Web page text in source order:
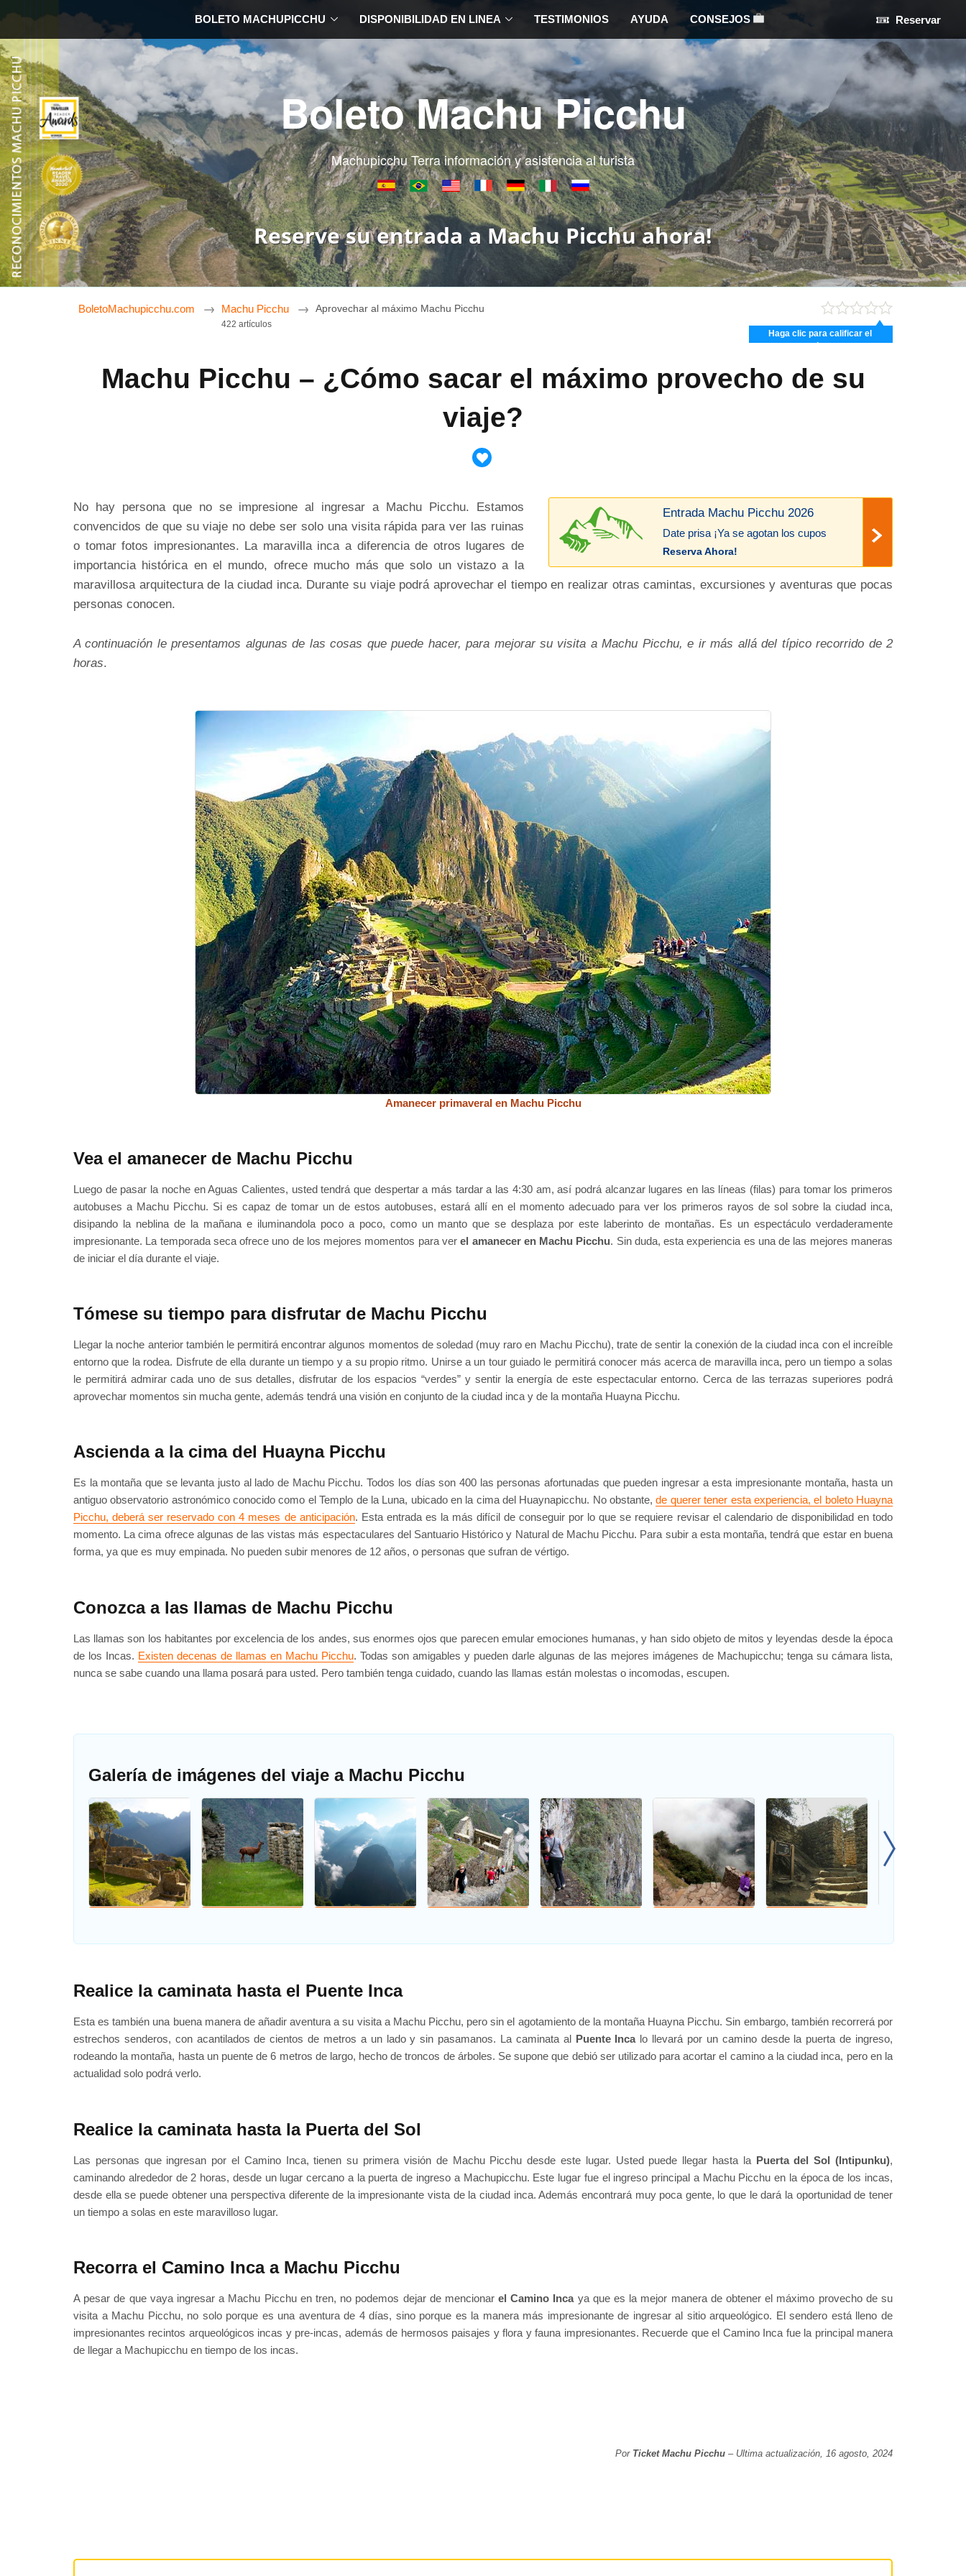
BOLETO MACHUPICCHU DISPONIBILIDAD EN LINEA TESTIMONIOS AYUDA CONSEJOS Reservar
Boleto Machu Picchu
Machupicchu Terra información y asistencia al turista
Reserve su entrada a Machu Picchu ahora!
BoletoMachupicchu.com Machu Picchu
422 artículos
Aprovechar al máximo Machu Picchu
Haga clic para calificar el
Machu Picchu – ¿Cómo sacar el máximo provecho de su
viaje?
Entrada Machu Picchu 2026
Date prisa ¡Ya se agotan los cupos
Reserva Ahora!
No hay persona que no se impresione al ingresar a Machu Picchu. Estamos
convencidos de que su viaje no debe ser solo una visita rápida para ver las ruinas
o tomar fotos impresionantes. La maravilla inca a diferencia de otros lugares de
importancia histórica en el mundo, ofrece mucho más que solo un vistazo a la
maravillosa arquitectura de la ciudad inca. Durante su viaje podrá aprovechar el tiempo en realizar otras camintas, excursiones y aventuras que pocas
personas conocen.
A continuación le presentamos algunas de las cosas que puede hacer, para mejorar su visita a Machu Picchu, e ir más allá del típico recorrido de 2
horas.
Amanecer primaveral en Machu Picchu
Vea el amanecer de Machu Picchu
Luego de pasar la noche en Aguas Calientes, usted tendrá que despertar a más tardar a las 4:30 am, así podrá alcanzar lugares en las líneas (filas) para tomar los primeros
autobuses a Machu Picchu. Si es capaz de tomar un de estos autobuses, estará allí en el momento adecuado para ver los primeros rayos de sol sobre la ciudad inca,
disipando la neblina de la mañana e iluminandola poco a poco, como un manto que se desplaza por este laberinto de montañas. Es un espectáculo verdaderamente
impresionante. La temporada seca ofrece uno de los mejores momentos para verel amanecer en Machu Picchu. Sin duda, esta experiencia es una de las mejores maneras
de iniciar el día durante el viaje.
Tómese su tiempo para disfrutar de Machu Picchu
Llegar la noche anterior también le permitirá encontrar algunos momentos de soledad (muy raro en Machu Picchu), trate de sentir la conexión de la ciudad inca con el increíble
entorno que la rodea. Disfrute de ella durante un tiempo y a su propio ritmo. Unirse a un tour guiado le permitirá conocer más acerca de maravilla inca, pero un tiempo a solas
le permitirá admirar cada uno de sus detalles, disfrutar de los espacios “verdes” y sentir la energía de este espectacular entorno. Cerca de las terrazas superiores podrá
aprovechar momentos sin mucha gente, además tendrá una visión en conjunto de la ciudad inca y de la montaña Huayna Picchu.
Ascienda a la cima del Huayna Picchu
Es la montaña que se levanta justo al lado de Machu Picchu. Todos los días son 400 las personas afortunadas que pueden ingresar a esta impresionante montaña, hasta un
antiguo observatorio astronómico conocido como el Templo de la Luna, ubicado en la cima del Huaynapicchu. No obstante,de querer tener esta experiencia, el boleto Huayna
Picchu, deberá ser reservado con 4 meses de anticipación. Esta entrada es la más difícil de conseguir por lo que se requiere revisar el calendario de disponibilidad en todo
momento. La cima ofrece algunas de las vistas más espectaculares del Santuario Histórico y Natural de Machu Picchu. Para subir a esta montaña, tendrá que estar en buena
forma, ya que es muy empinada. No pueden subir menores de 12 años, o personas que sufran de vértigo.
Conozca a las llamas de Machu Picchu
Las llamas son los habitantes por excelencia de los andes, sus enormes ojos que parecen emular emociones humanas, y han sido objeto de mitos y leyendas desde la época
de los Incas. Existen decenas de llamas en Machu Picchu. Todas son amigables y pueden darle algunas de las mejores imágenes de Machupicchu; tenga su cámara lista,
nunca se sabe cuando una llama posará para usted. Pero también tenga cuidado, cuando las llamas están molestas o incomodas, escupen.
Galería de imágenes del viaje a Machu Picchu
Realice la caminata hasta el Puente Inca
Esta es también una buena manera de añadir aventura a su visita a Machu Picchu, pero sin el agotamiento de la montaña Huayna Picchu. Sin embargo, también recorrerá por
estrechos senderos, con acantilados de cientos de metros a un lado y sin pasamanos. La caminata al
Puente Incalo llevará por un camino desde la puerta de ingreso,
rodeando la montaña, hasta un puente de 6 metros de largo, hecho de troncos de árboles. Se supone que debió ser utilizado para acortar el camino a la ciudad inca, pero en la
actualidad solo podrá verlo.
Realice la caminata hasta la Puerta del Sol
Las personas que ingresan por el Camino Inca, tienen su primera visión de Machu Picchu desde este lugar. Usted puede llegar hasta la Puerta del Sol (Intipunku),
caminando alrededor de 2 horas, desde un lugar cercano a la puerta de ingreso a Machupicchu. Este lugar fue el ingreso principal a Machu Picchu en la época de los incas,
desde ella se puede obtener una perspectiva diferente de la impresionante vista de la ciudad inca. Además encontrará muy poca gente, lo que le dará la oportunidad de tener
un tiempo a solas en este maravilloso lugar.
Recorra el Camino Inca a Machu Picchu
A pesar de que vaya ingresar a Machu Picchu en tren, no podemos dejar de mencionarel Camino Incaya que es la mejor manera de obtener el máximo provecho de su
visita a Machu Picchu, no solo porque es una aventura de 4 días, sino porque es la manera más impresionante de ingresar al sitio arqueológico. El sendero está lleno de
impresionantes recintos arqueológicos incas y pre-incas, además de hermosos paisajes y flora y fauna impresionantes. Recuerde que el Camino Inca fue la principal manera
de llegar a Machupicchu en tiempo de los incas.
Por Ticket Machu Picchu– Ultima actualización, 16 agosto, 2024